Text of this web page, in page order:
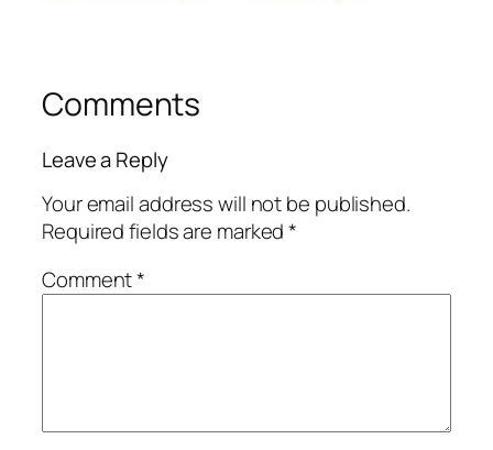
Comments
Leave a Reply
Your email address will not be published.
Required fields are marked*
Comment*